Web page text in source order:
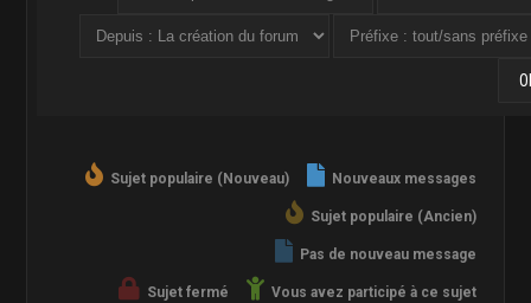
Nouveaux messages
Sujet populaire (Nouveau)
Sujet populaire (Ancien)
Pas de nouveau message
Vous avez participé à ce sujet
Sujet fermé